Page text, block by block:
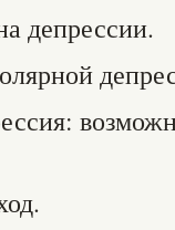
депрессии.